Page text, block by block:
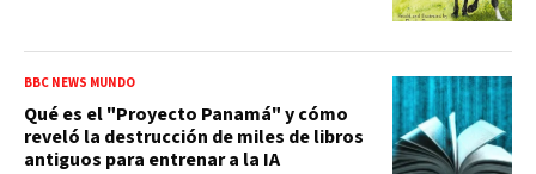
BBC NEWS MUNDO
Qué es el "Proyecto Panamá" y cómo
reveló la destrucción de miles de libros
antiguos para entrenar a la IA